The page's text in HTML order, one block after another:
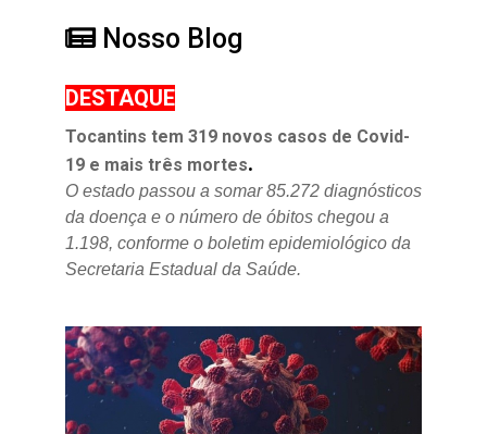
Nosso Blog
DESTAQUE
Tocantins tem 319 novos casos de Covid-
19 e mais três mortes.
O estado passou a somar 85.272 diagnósticos
da doença e o número de óbitos chegou a
1.198, conforme o boletim epidemiológico da
Secretaria Estadual da Saúde.